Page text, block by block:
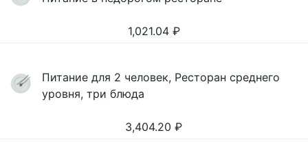
1,021.04 ₽
Питание для 2 человек, Ресторан среднего
уровня, три блюда
3,404.20 ₽